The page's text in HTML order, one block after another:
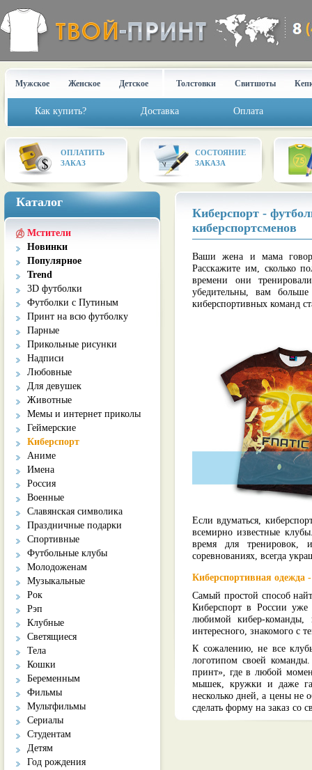
Мужское Женское Детское Толстовки Свитшоты
Как купить? Доставка Оплата
ОПЛАТИТЬ
ЗАКАЗ
СОСТОЯНИЕ
ЗАКАЗА
Каталог
Мстители
Новинки
Популярное
Trend
3D футболки
Футболки с Путиным
Принт на всю футболку
Парные
Прикольные рисунки
Надписи
Любовные
Для девушек
Животные
Мемы и интернет приколы
Геймерские
Киберспорт
Аниме
Имена
Россия
Военные
Славянская символика
Праздничные подарки
Спортивные
Футбольные клубы
Молодоженам
Музыкальные
Рок
Рэп
Клубные
Светящиеся
Тела
Кошки
Беременным
Фильмы
Мультфильмы
Сериалы
Студентам
Детям
Год рождения
Киберспорт -
киберспортсменов
Ваши жена и мама
Расскажите им, сколько
времени они
убедительны, вам
киберспортивных команд
Если вдуматься,
всемирно известные
время для тренировок,
соревнованиях, всегда
Киберспортивная
Самый простой способ
Киберспорт в России
любимой кибер-команды,
интересного, знакомого с
К сожалению, не все
логотипом своей
принт», где в любой
мышек, кружки и даже
несколько дней, а цены не
сделать форму на заказ со